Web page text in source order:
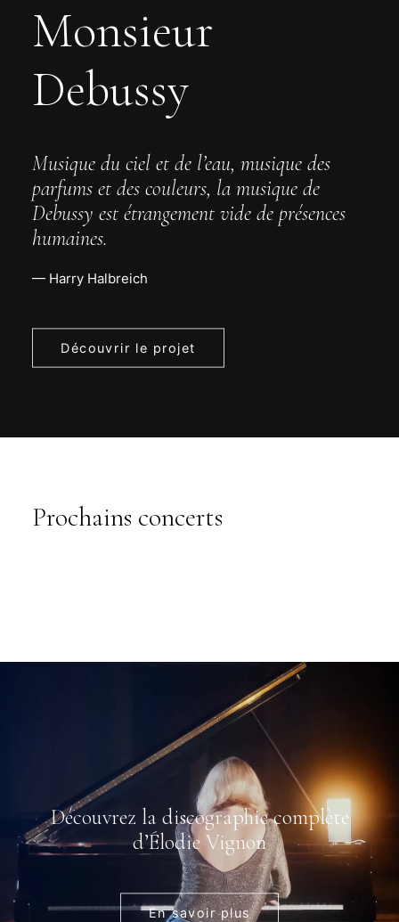
Monsieur
Debussy
Musique du ciel et de l’eau, musique des
parfums et des couleurs, la musique de
Debussy est étrangement vide de présences
humaines.
— Harry Halbreich
Découvrir le projet
Prochains concerts
Découvrez la discographie complète
d’Élodie Vignon
En savoir plus